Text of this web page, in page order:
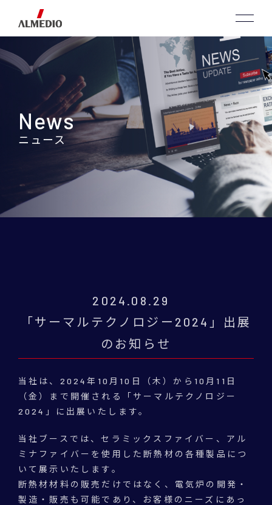
News
ニュース
2024.08.29
「サーマルテクノロジー2024」出展
のお知らせ
当社は、2024年10月10日（木）から10月11日
（金）まで開催される
「サーマルテクノロジー
2024」に出展いたします。
当社ブースでは、セラミックスファイバー、アル
ミナファイバーを使用した断熱材の各種製品につ
いて展示いたします。
断熱材材料の販売だけではなく、電気炉の開発・
製造・販売も可能であり、
お客様のニーズにあっ